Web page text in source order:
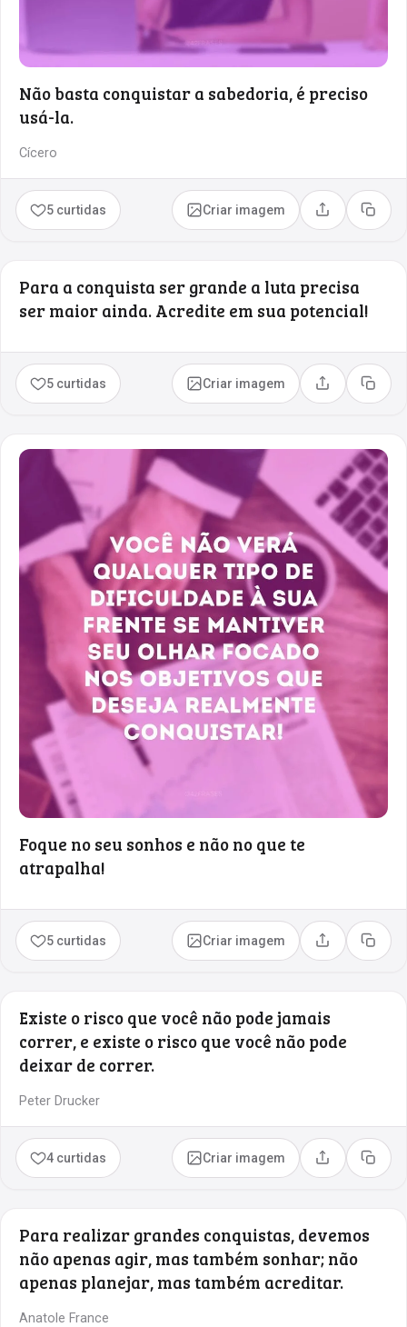
Não basta conquistar a sabedoria, é preciso
usá-la.
Cícero
5 curtidas Criar imagem Compartilhar
Copiar
Para a conquista ser grande a luta precisa
ser maior ainda. Acredite em sua potencial!
5 curtidas Criar imagem Compartilhar
Copiar
Foque no seu sonhos e não no que te
atrapalha!
5 curtidas Criar imagem Compartilhar
Copiar
Existe o risco que você não pode jamais
correr, e existe o risco que você não pode
deixar de correr.
Peter Drucker
4 curtidas Criar imagem Compartilhar
Copiar
Para realizar grandes conquistas, devemos
não apenas agir, mas também sonhar; não
apenas planejar, mas também acreditar.
Anatole France